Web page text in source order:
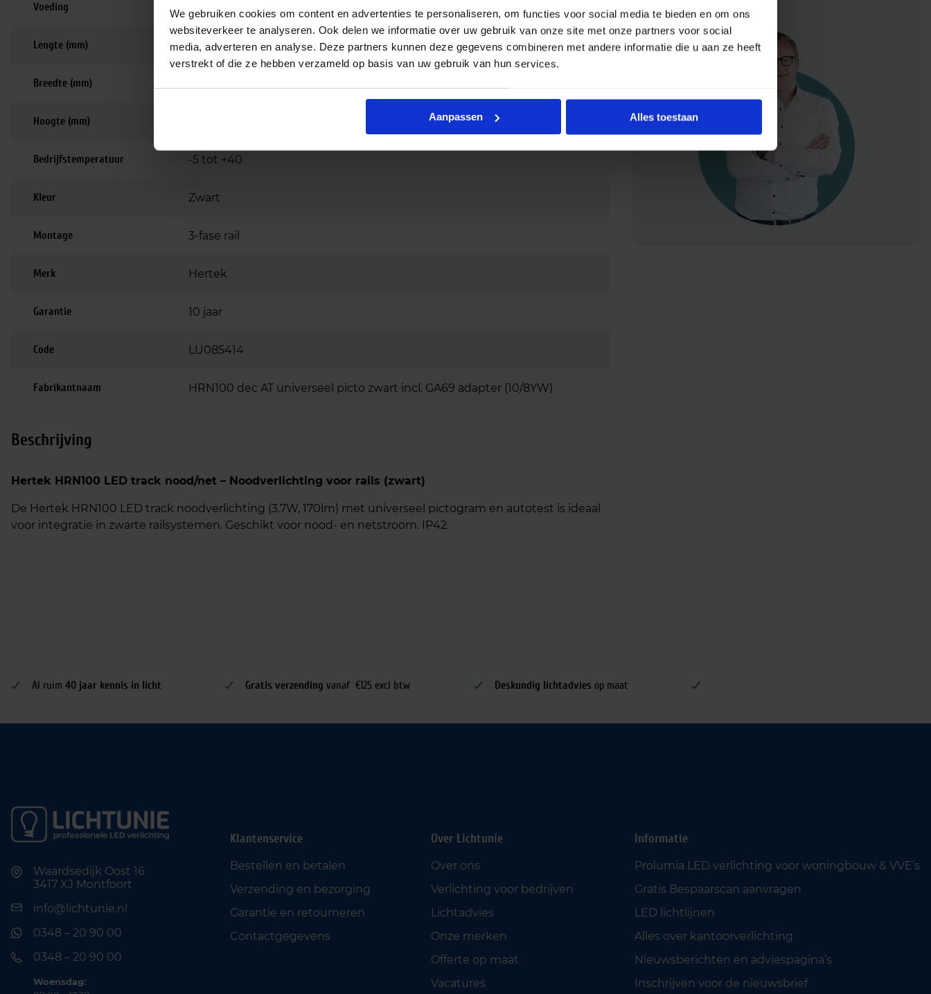
We gebruiken cookies om content en advertenties te personaliseren, om functies voor social media te bieden en om ons
websiteverkeer te analyseren. Ook delen we informatie over uw gebruik van onze site met onze partners voor social
media, adverteren en analyse. Deze partners kunnen deze gegevens combineren met andere informatie die u aan ze heeft
verstrekt of die ze hebben verzameld op basis van uw gebruik van hun services.
Aanpassen Alles toestaan
Voeding Driver inbegrepen
Lengte (mm) 170
Breedte (mm)
Hoogte (mm)
Bedrijfstemperatuur -5 tot +40
Kleur Zwart
Montage 3-fase rail
Merk Hertek
Garantie 10 jaar
Code LU085414
Fabrikantnaam HRN100 dec AT universeel picto zwart incl. GA69 adapter (10/8YW)
Beschrijving
Hertek HRN100 LED track nood/net – Noodverlichting voor rails (zwart)
De Hertek HRN100 LED track noodverlichting (3.7W, 170lm) met universeel pictogram en autotest is ideaal
voor integratie in zwarte railsystemen. Geschikt voor nood- en netstroom. IP42.
Al ruim 40 jaar kennis in licht Gratis verzending vanaf €125 excl btw Deskundig lichtadvies op maat
Waardsedijk Oost 16
3417 XJ Montfoort
info@lichtunie.nl
0348 – 20 90 00
0348 – 20 90 00
Woensdag:
Klantenservice
Bestellen en betalen
Verzending en bezorging
Garantie en retourneren
Contactgegevens
Over Lichtunie
Over ons
Verlichting voor bedrijven
Lichtadvies
Onze merken
Offerte op maat
Vacatures
Informatie
Prolumia LED verlichting voor woningbouw & VVE’s
Gratis Bespaarscan aanvragen
LED lichtlijnen
Alles over kantoorverlichting
Nieuwsberichten en adviespagina’s
Inschrijven voor de nieuwsbrief